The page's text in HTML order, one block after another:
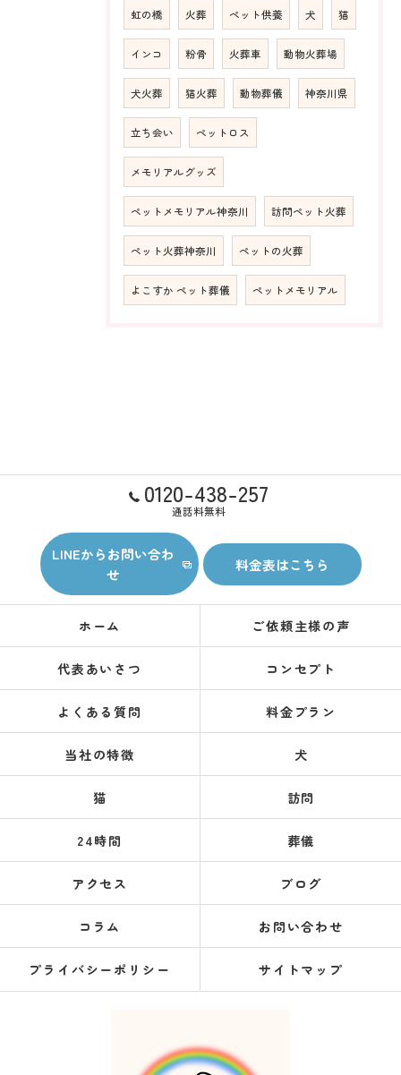
虹の橋 火葬 ペット供養 犬 猫
インコ 粉骨 火葬車 動物火葬場
犬火葬 猫火葬 動物葬儀 神奈川県
立ち会い ペットロス
メモリアルグッズ
ペットメモリアル神奈川 訪問ペット火葬
ペット火葬神奈川 ペットの火葬
よこすか ペット葬儀 ペットメモリアル
0120-438-257
通話料無料
LINEからお問い合わ
せ
料金表はこちら
ホーム ご依頼主様の声
代表あいさつ コンセプト
よくある質問 料金プラン
当社の特徴 犬
猫 訪問
24時間 葬儀
アクセス ブログ
コラム お問い合わせ
プライバシーポリシー サイトマップ